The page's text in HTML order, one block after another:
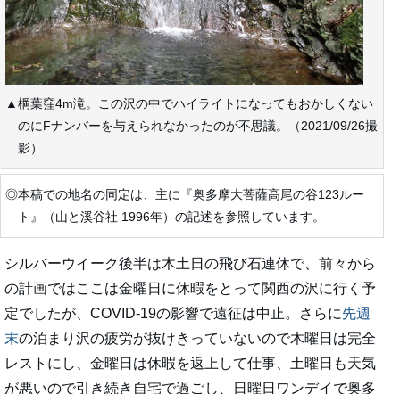
▲棡葉窪4m滝。この沢の中でハイライトになってもおかしくない
のにFナンバーを与えられなかったのが不思議。（2021/09/26撮
影）
◎本稿での地名の同定は、主に『奥多摩大菩薩高尾の谷123ルー
ト』（山と溪谷社 1996年）の記述を参照しています。
シルバーウイーク後半は木土日の飛び石連休で、前々から
の計画ではここは金曜日に休暇をとって関西の沢に行く予
定でしたが、COVID-19の影響で遠征は中止。さらに先週
末の泊まり沢の疲労が抜けきっていないので木曜日は完全
レストにし、金曜日は休暇を返上して仕事、土曜日も天気
が悪いので引き続き自宅で過ごし、日曜日ワンデイで奥多